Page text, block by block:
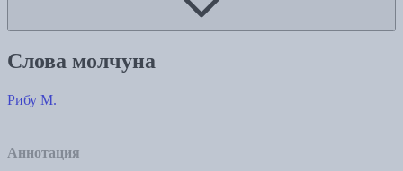
Слова молчуна
Рибу М.
Аннотация